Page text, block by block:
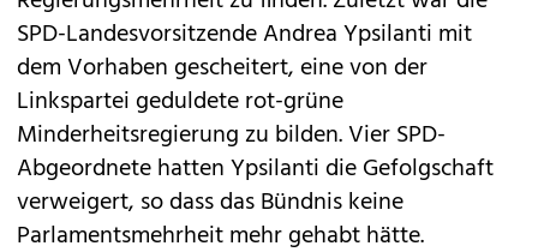
SPD-Landesvorsitzende Andrea Ypsilanti mit
dem Vorhaben gescheitert, eine von der
Linkspartei geduldete rot-grüne
Minderheitsregierung zu bilden. Vier SPD-
Abgeordnete hatten Ypsilanti die Gefolgschaft
verweigert, so dass das Bündnis keine
Parlamentsmehrheit mehr gehabt hätte.